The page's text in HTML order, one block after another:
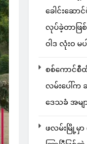
ခေါင်းဆေ
လုပ်ခဲ့တာဖြ
ဝါဒ လုံးဝ မ
စစ်ကောင်စီ
လမ်းပေါ်က
ဒေသခံ အမျာ
ဖလမ်းမြို့မှာ